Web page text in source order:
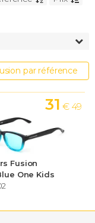
par référence
Fusion
One Kids
31 € 49